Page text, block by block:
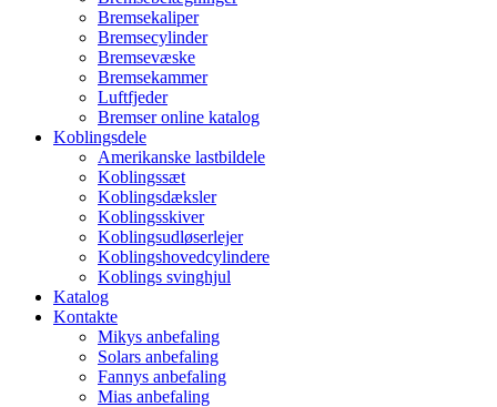
Bremsekaliper
Bremsecylinder
Bremsevæske
Bremsekammer
Luftfjeder
Bremser online katalog
Koblingsdele
Amerikanske lastbildele
Koblingssæt
Koblingsdæksler
Koblingsskiver
Koblingsudløserlejer
Koblingshovedcylindere
Koblings svinghjul
Katalog
Kontakte
Mikys anbefaling
Solars anbefaling
Fannys anbefaling
Mias anbefaling